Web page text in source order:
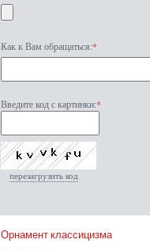
Как к Вам обращаться:*
Введите код с картинки:*
перезагрузить код
Орнамент классицизма